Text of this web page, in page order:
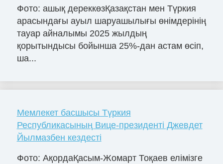
Фото: ашық дереккөзҚазақстан мен Түркия
арасындағы ауыл шаруашылығы өнімдерінің
тауар айналымы 2025 жылдың
қорытындысы бойынша 25%-дан астам өсіп,
ша...
Мемлекет басшысы Түркия
Республикасының Вице-президенті Джевдет
Йылмазбен кездесті
Фото: АқордаҚасым-Жомарт Тоқаев елімізге